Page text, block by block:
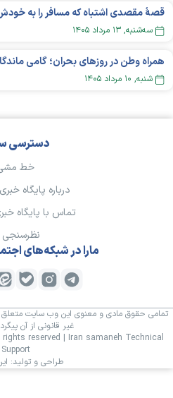
قصهٔ مقصدی اشتباه که مسافر را به
سه‌شنبه, ۱۳ مرداد ۱۴۰۵
شنبه, ۱۰ مرداد ۱۴۰۵
دسترسی
خط
درباره پایگاه
تماس با پایگاه
نظرسنجی
مارا در شبکه‌های
تمامی حقوق مادی و معنوی این وب سایت متعلق
غیر قانونی از آن
reserved | Iran samaneh Technical
Support
طراحی و تولید: